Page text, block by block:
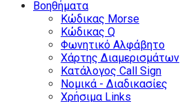
Βοηθήματα
Κώδικας Morse
Κώδικας Q
Φωνητικό Αλφάβητο
Χάρτης Διαμερισμάτων
Κατάλογος Call Sign
Νομικά - Διαδικασίες
Χρήσιμα Links